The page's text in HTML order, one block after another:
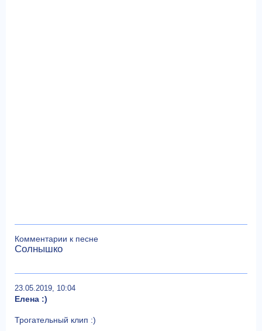
Комментарии к песне
Солнышко
23.05.2019, 10:04
Елена :)
Трогательный клип :)